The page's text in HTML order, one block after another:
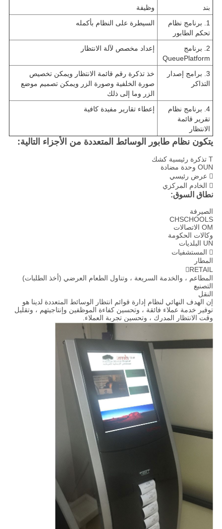
بند
وظيفة
1. برنامج نظام
تحكم الطابور
السيطرة على النظام بأكمله
2. برنامج
QueuePlatform
إعداد مخصص لآلة الانتظار
3. برامج إصدار
التذاكر
خذ تذكرة رقم قائمة الانتظار ويمكن تخصيص
صورة الخلفية وصورة الزر ويمكن تصميم موضع
الزر وما إلى ذلك
4. برنامج نظام
تقرير قائمة
الانتظار
إعطاء تقارير مفيدة كافية
يتكون نظام طابور الوسائط المتعددة من الأجزاء التالية:
T تذكرة رئيسية كشك
OUN وحدة مضادة
 عرض رئيسي
 الخادم المركزي
نطاق السوق:
الصيرفة
CHSCHOOLS
OM الاتصالات
وكالات الحكومة
UN البلديات
 المستشفيات
المطار
RETAIL
المطاعم ، والخدمة السريعة ، وتناول الطعام العرضي (أخذ الطلبات)
التصنيع
النقل
إن الهدف النهائي لنظام إدارة قوائم انتظار الوسائط المتعددة لدينا هو
توفير خدمة عملاء فائقة ، وتحسين كفاءة الموظفين وإنتاجيتهم ، وتقليل
وقت الانتظار المدرك ، وتحسين تجربة العملاء.